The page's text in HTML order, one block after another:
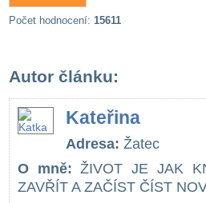
Počet hodnocení: 15611
Autor článku:
Kateřina
Adresa: Žatec
O mně: ŽIVOT JE JAK
ZAVŘÍT A ZAČÍST ČÍST